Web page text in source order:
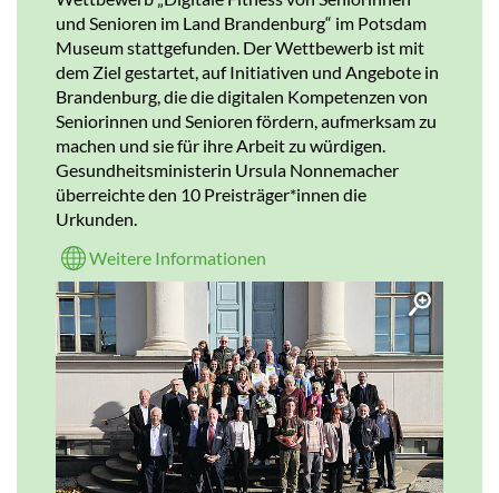
und Senioren im Land Brandenburg“ im Potsdam
Museum stattgefunden. Der Wettbewerb ist mit
dem Ziel gestartet, auf Initiativen und Angebote in
Brandenburg, die die digitalen Kompetenzen von
Seniorinnen und Senioren fördern, aufmerksam zu
machen und sie für ihre Arbeit zu würdigen.
Gesundheitsministerin Ursula Nonnemacher
überreichte den 10 Preisträger*innen die
Urkunden.
Weitere Informationen